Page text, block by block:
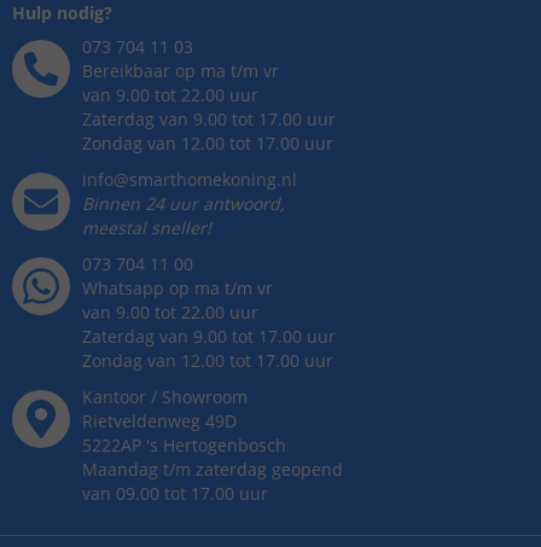
Hulp nodig?
073 704 11 03
Bereikbaar op ma t/m vr
van 9.00 tot 22.00 uur
Zaterdag van 9.00 tot 17.00 uur
Zondag van 12.00 tot 17.00 uur
info@smarthomekoning.nl
Binnen 24 uur antwoord,
meestal sneller!
073 704 11 00
Whatsapp op ma t/m vr
van 9.00 tot 22.00 uur
Zaterdag van 9.00 tot 17.00 uur
Zondag van 12.00 tot 17.00 uur
Kantoor / Showroom
Rietveldenweg 49D
5222AP 's Hertogenbosch
Maandag t/m zaterdag geopend
van 09.00 tot 17.00 uur